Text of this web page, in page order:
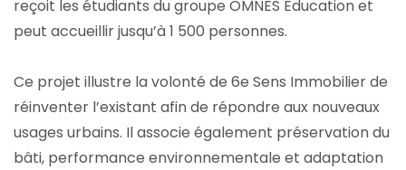
reçoit les étudiants du groupe OMNES Education et
peut accueillir jusqu’à 1 500 personnes.
Ce projet illustre la volonté de 6e Sens Immobilier de
réinventer l’existant afin de répondre aux nouveaux
usages urbains. Il associe également préservation du
bâti, performance environnementale et adaptation